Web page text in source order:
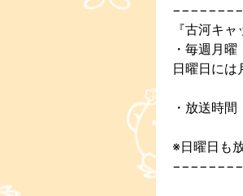
『古河キャ
・毎週月
日曜日には
・放送
※日曜日も